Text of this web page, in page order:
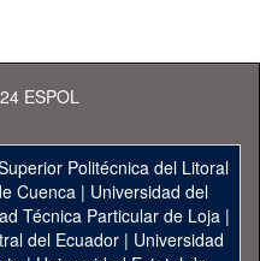
ESPOL
Politécnica del Litoral
Cuenca| Universidad del
Técnica Particular de Loja|
del Ecuador| Universidad